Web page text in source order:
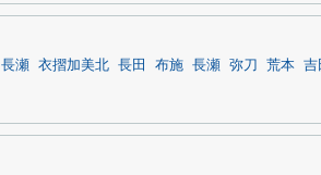
長瀬 衣摺加美北 長田 布施 長瀬 弥刀 荒本 吉